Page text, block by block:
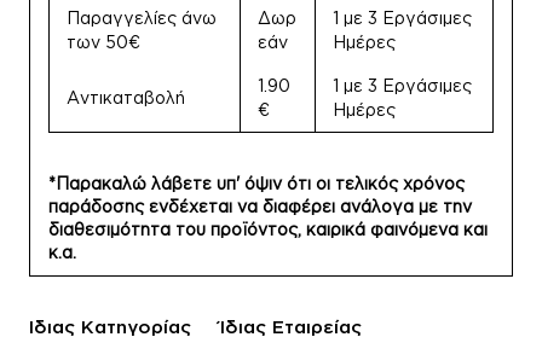
Παραγγελίες άνω
των 50€
Δωρ
εάν
1 με 3 Εργάσιμες
Ημέρες
Αντικαταβολή
1.90
€
1 με 3 Εργάσιμες
Ημέρες
*Παρακαλώ λάβετε υπ' όψιν ότι οι τελικός χρόνος
παράδοσης ενδέχεται να διαφέρει ανάλογα με την
διαθεσιμότητα του προϊόντος, καιρικά φαινόμενα και
κ.α.
Ίδιας Κατηγορίας Ίδιας Εταιρείας